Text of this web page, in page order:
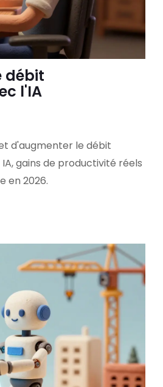
débit
l'IA
d'augmenter le débit
gains de productivité réels
en 2026.